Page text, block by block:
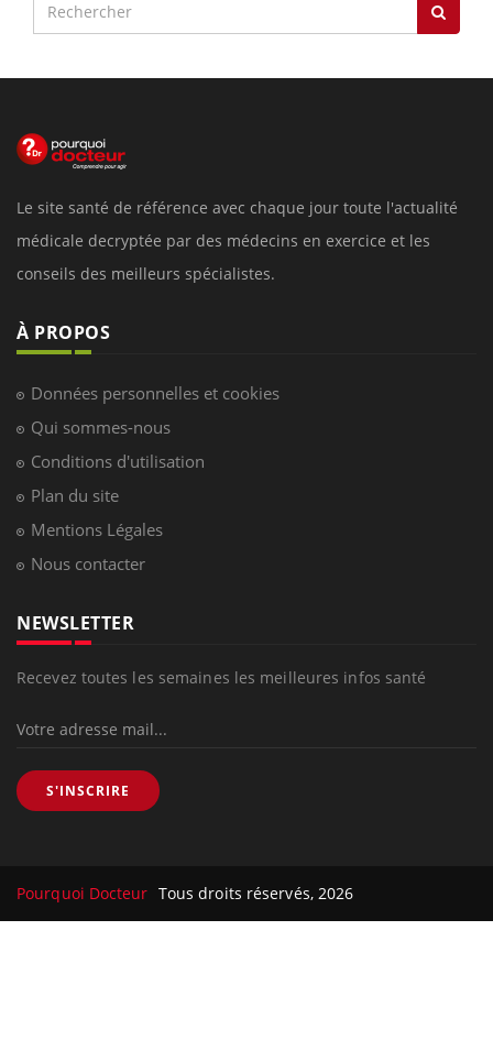
Le site santé de référence avec chaque jour toute l'actualité
médicale decryptée par des médecins en exercice et les
conseils des meilleurs spécialistes.
À PROPOS
Données personnelles et cookies
Qui sommes-nous
Conditions d'utilisation
Plan du site
Mentions Légales
Nous contacter
NEWSLETTER
Recevez toutes les semaines les meilleures infos santé
S'INSCRIRE
Pourquoi Docteur Tous droits réservés, 2026